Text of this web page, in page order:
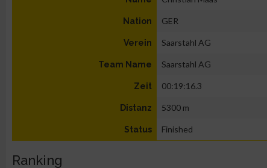
Nation GER
Verein Saarstahl AG
Team Name Saarstahl AG
Zeit 00:19:16.3
Distanz 5300 m
Status Finished
Ranking